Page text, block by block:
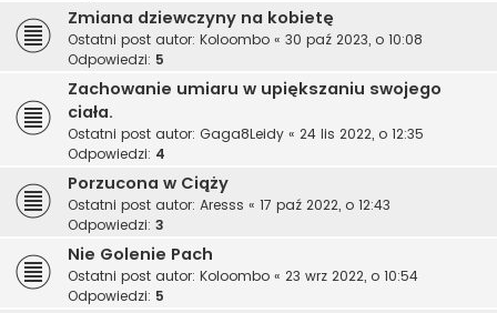
Zmiana dziewczyny na kobietę
Ostatni post autor: Koloombo « 30 paź 2023, o 10:08
Odpowiedzi: 5
Zachowanie umiaru w upiększaniu swojego
ciała.
Ostatni post autor: Gaga8Leidy « 24 lis 2022, o 12:35
Odpowiedzi: 4
Porzucona w Ciąży
Ostatni post autor: Aresss « 17 paź 2022, o 12:43
Odpowiedzi: 3
Nie Golenie Pach
Ostatni post autor: Koloombo « 23 wrz 2022, o 10:54
Odpowiedzi: 5